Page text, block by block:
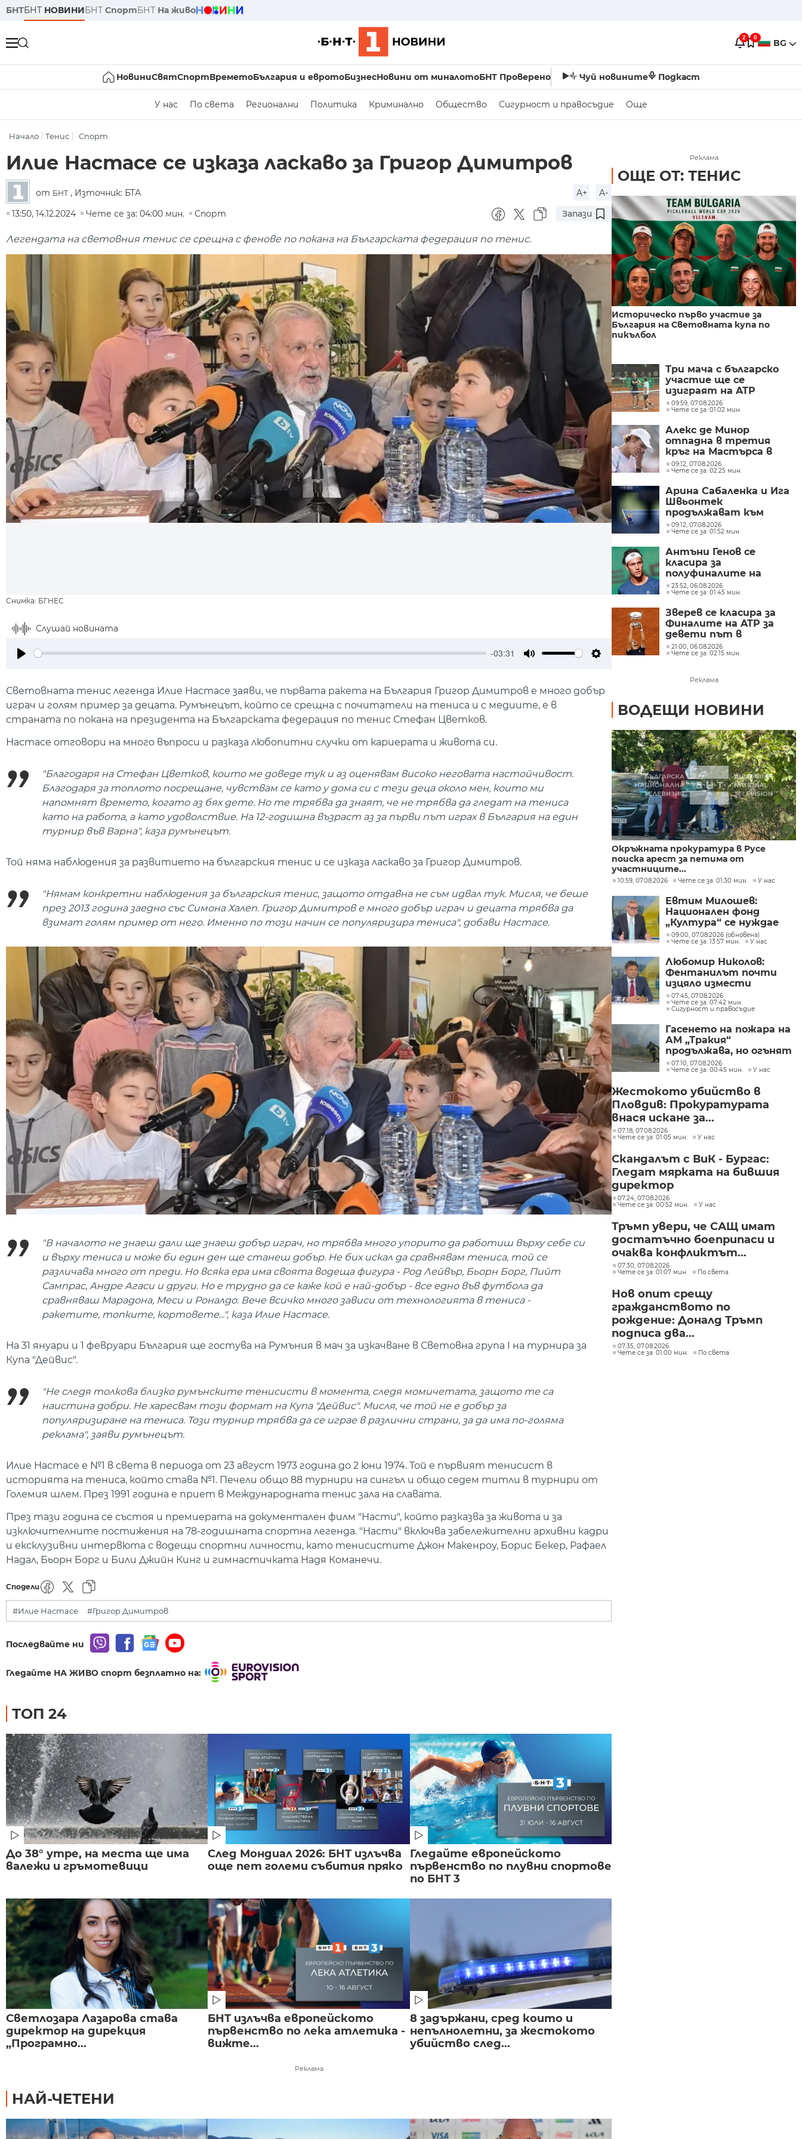
БНТБНТ НОВИНИБНТ СпортБНТ На живо
2 0 BG
НовиниСвятСпортВреметоБългария и евротоБизнесНовини от миналотоБНТ Проверено Чуй новините Подкаст
У нас По света Регионални Политика Криминално Общество Сигурност и правосъдие Още
Начало Тенис Спорт
Илие Настасе се изказа ласкаво за Григор Димитров
от БНТ , Източник: БТА A+
A-
13:50, 14.12.2024
Чете се за: 04:00 мин. Спорт Запази
Легендата на световния тенис се срещна с фенове по покана на Българската федерация по тенис.
Снимка: БГНЕС
Слушай новината
-03:31
Световната тенис легенда Илие Настасе заяви, че първата ракета на България Григор Димитров е много добър
играч и голям пример за децата. Румънецът, който се срещна с почитатели на тениса и с медиите, е в
страната по покана на президента на Българската федерация по тенис Стефан Цветков.
Настасе отговори на много въпроси и разказа любопитни случки от кариерата и живота си.
"Благодаря на Стефан Цветков, които ме доведе тук и аз оценявам високо неговата настойчивост.
Благодаря за топлото посрещане, чувствам се като у дома си с тези деца около мен, които ми
напомнят времето, когато аз бях дете. Но те трябва да знаят, че не трябва да гледат на тениса
като на работа, а като удоволствие. На 12-годишна възраст аз за първи път играх в България на един
турнир във Варна", каза румънецът.
Той няма наблюдения за развитието на българския тенис и се изказа ласкаво за Григор Димитров.
"Нямам конкретни наблюдения за българския тенис, защото отдавна не съм идвал тук. Мисля, че беше
през 2013 година заедно със Симона Халеп. Григор Димитров е много добър играч и децата трябва да
взимат голям пример от него. Именно по този начин се популяризира тениса", добави Настасе.
"В началото не знаеш дали ще знаеш добър играч, но трябва много упорито да работиш върху себе си
и върху тениса и може би един ден ще станеш добър. Не бих искал да сравнявам тениса, той се
различава много от преди. Но всяка ера има своята водеща фигура - Род Лейвър, Бьорн Борг, Пийт
Сампрас, Андре Агаси и други. Но е трудно да се каже кой е най-добър - все едно във футбола да
сравняваш Марадона, Меси и Роналдо. Вече всичко много зависи от технологията в тениса -
ракетите, топките, кортовете...", каза Илие Настасе.
На 31 януари и 1 февруари България ще гостува на Румъния в мач за изкачване в Световна група I на турнира за
Купа "Дейвис".
"Не следя толкова близко румънските тенисисти в момента, следя момичетата, защото те са
наистина добри. Не харесвам този формат на Купа "Дейвис". Мисля, че той не е добър за
популяризиране на тениса. Този турнир трябва да се играе в различни страни, за да има по-голяма
реклама", заяви румънецът.
Илие Настасе е №1 в света в периода от 23 август 1973 година до 2 юни 1974. Той е първият тенисист в
историята на тениса, който става №1. Печели общо 88 турнири на сингъл и общо седем титли в турнири от
Големия шлем. През 1991 година е приет в Международната тенис зала на славата.
През тази година се състоя и премиерата на документален филм "Насти", който разказва за живота и за
изключителните постижения на 78-годишната спортна легенда. "Насти" включва забележителни архивни кадри
и ексклузивни интервюта с водещи спортни личности, като тенисистите Джон Макенроу, Борис Бекер, Рафаел
Надал, Бьорн Борг и Били Джийн Кинг и гимнастичката Надя Команечи.
Сподели
#Илие Настасе #Григор Димитров
Последвайте ни
Гледайте НА ЖИВО спорт безплатно на:
ТОП 24
До 38° утре, на места ще има
валежи и гръмотевици
След Мондиал 2026: БНТ излъчва
още пет големи събития пряко
Гледайте европейското
първенство по плувни спортове
по БНТ 3
Светлозара Лазарова става
директор на дирекция
„Програмно...
БНТ излъчва европейското
първенство по лека атлетика -
вижте...
8 задържани, сред които и
непълнолетни, за жестокото
убийство след...
Реклама
НАЙ-ЧЕТЕНИ
Реклама
ОЩЕ ОТ: ТЕНИС
Историческо първо участие за
България на Световната купа по
пикълбол
Три мача с българско
участие ще се
изиграят на ATP
Challenger 50 турнира в
Пловдив
09:59, 07.08.2026
Чете се за: 01:02 мин.
Алекс де Минор
отпадна в третия
кръг на Мастърса в
Монреал
09:12, 07.08.2026
Чете се за: 02:25 мин.
Арина Сабаленка и Ига
Швьонтек
продължават към
четвъртия кръг в
Торонто
09:12, 07.08.2026
Чете се за: 01:52 мин.
Антъни Генов се
класира за
полуфиналите на
двойки в Пловдив
23:52, 06.08.2026
Чете се за: 01:45 мин.
Зверев се класира за
Финалите на ATP за
девети път в
кариерата си
21:00, 06.08.2026
Чете се за: 02:15 мин.
Реклама
ВОДЕЩИ НОВИНИ
Окръжната прокуратура в Русе
поиска арест за петима от
участниците...
10:59, 07.08.2026 Чете се за: 01:30 мин. У нас
Евтим Милошев:
Национален фонд
„Култура“ се нуждае
от законодателна
реформа, а процесите в
министерството ще
бъдат максимално
прозрачни
09:00, 07.08.2026 (обновена)
Чете се за: 13:57 мин.
У нас
Любомир Николов:
Фентанилът почти
изцяло измести
хероина, възможно е
разбитата
лаборатория да е
единствената у нас
07:45, 07.08.2026
Чете се за: 07:42 мин.
Сигурност и правосъдие
Гасенето на пожара на
АМ „Тракия“
продължава, но огънят
е локализиран
07:10, 07.08.2026
Чете се за: 00:45 мин.
У нас
Жестокото убийство в
Пловдив: Прокуратурата
внася искане за...
07:18, 07.08.2026
Чете се за: 01:05 мин.
У нас
Скандалът с ВиК - Бургас:
Гледат мярката на бившия
директор
07:24, 07.08.2026
Чете се за: 00:52 мин.
У нас
Тръмп увери, че САЩ имат
достатъчно боеприпаси и
очаква конфликтът...
07:30, 07.08.2026
Чете се за: 01:07 мин.
По света
Нов опит срещу
гражданството по
рождение: Доналд Тръмп
подписа два...
07:35, 07.08.2026
Чете се за: 01:00 мин.
По света